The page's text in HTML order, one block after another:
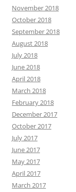
November 2018
October 2018
September 2018
August 2018
July 2018
June 2018
April 2018
March 2018
February 2018
December 2017
October 2017
July 2017
June 2017
May 2017
April 2017
March 2017